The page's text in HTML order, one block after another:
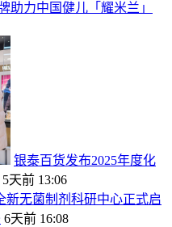
助力中国健儿「耀米兰」
银泰百货发布2025年度化
5天前 13:06
新无菌制剂科研中心正式启
6天前 16:08